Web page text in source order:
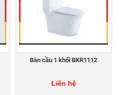
korestvietnam
@korestvietnam
Bàn cầu 1 khối BKR1112
Liên hệ